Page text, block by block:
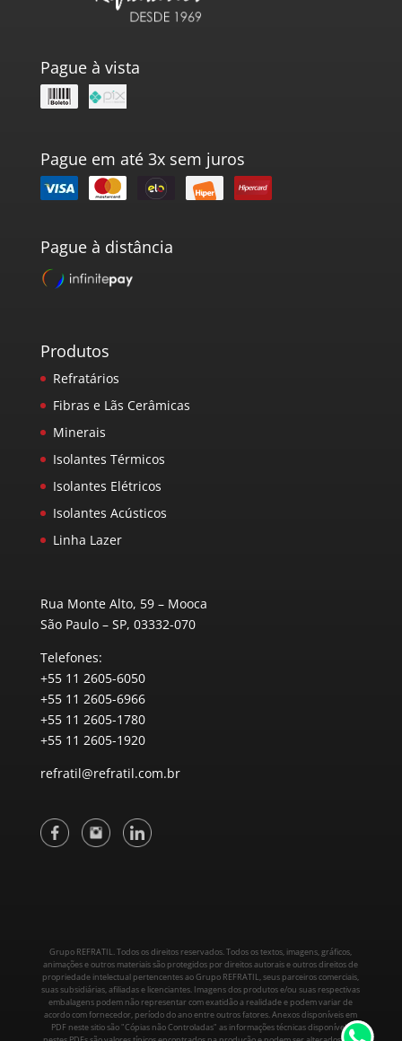
Pague à vista
Pague em até 3x sem juros
Pague à distância
Produtos
Refratários
Fibras e Lãs Cerâmicas
Minerais
Isolantes Térmicos
Isolantes Elétricos
Isolantes Acústicos
Linha Lazer
Rua Monte Alto, 59 – Mooca
São Paulo – SP, 03332-070
Telefones:
+55 11 2605-6050
+55 11 2605-6966
+55 11 2605-1780
+55 11 2605-1920
refratil@refratil.com.br
Grupo REFRATIL. Todos os direitos reservados. Todos os textos, imagens, gráficos,
animações e outros materiais são protegidos por direitos autorais e outros direitos de
propriedade intelectual pertencentes ao Grupo REFRATIL, seus parceiros comerciais,
suas subsidiárias, afiliadas e licenciantes. Imagens dos produtos e/ou suas respectivas
embalagens podem não representar com exatidão a realidade e podem variar de
acordo com fornecedor, período do ano entre outros fatores. Anexos disponíveis em
PDF neste sitio são "Cópias não Controladas" as informações técnicas disponíveis